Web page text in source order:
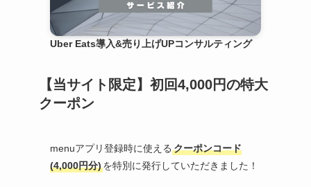
Uber Eats導入&売り上げUPコンサルティング
【当サイト限定】初回4,000円の特大
クーポン
menuアプリ登録時に使える クーポンコード
(4,000円分)を特別に発行していただきました！